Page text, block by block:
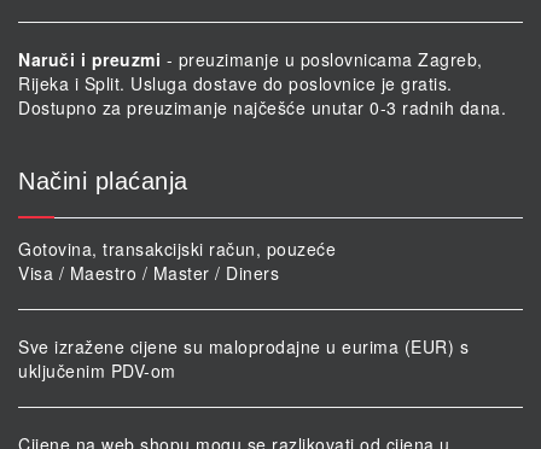
Naruči i preuzmi - preuzimanje u poslovnicama Zagreb,
Rijeka i Split. Usluga dostave do poslovnice je gratis.
Dostupno za preuzimanje najčešće unutar 0-3 radnih dana.
Načini plaćanja
Gotovina, transakcijski račun, pouzeće
Visa / Maestro / Master / Diners
Sve izražene cijene su maloprodajne u eurima (EUR) s
uključenim PDV-om